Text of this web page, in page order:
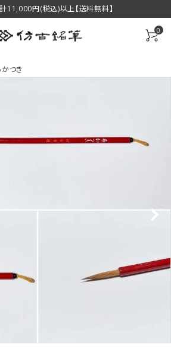
11,000円(税込)以上【送料無料】
0
つき